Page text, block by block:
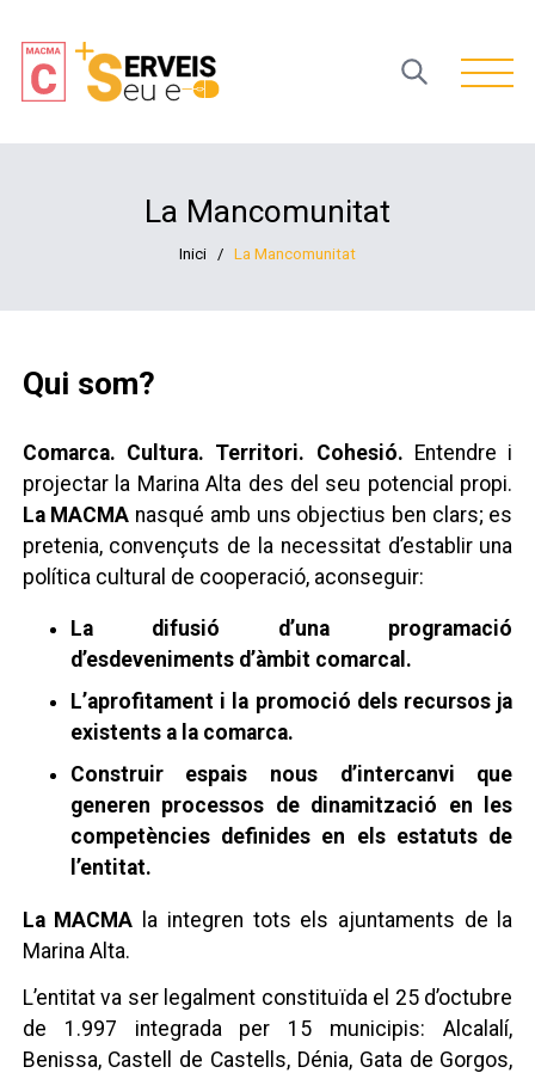
Open
La Mancomunitat
Inici / La Mancomunitat
Qui som?
Comarca. Cultura. Territori. Cohesió. Entendre i
projectar la Marina Alta des del seu potencial propi.
La MACMA nasqué amb uns objectius ben clars; es
pretenia, convençuts de la necessitat d’establir una
política cultural de cooperació, aconseguir:
La difusió d’una programació
d’esdeveniments d’àmbit comarcal.
L’aprofitament i la promoció dels recursos ja
existents a la comarca.
Construir espais nous d’intercanvi que
generen processos de dinamització en les
competències definides en els estatuts de
l’entitat.
La MACMA la integren tots els ajuntaments de la
Marina Alta.
L’entitat va ser legalment constituïda el 25 d’octubre
de 1.997 integrada per 15 municipis: Alcalalí,
Benissa, Castell de Castells, Dénia, Gata de Gorgos,